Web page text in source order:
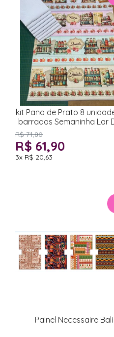
kit Pano de Prato 8
barrados Semaninha Lar
R$ 71,80
R$ 61,90
3x R$ 20,63
Painel Necessaire Bali